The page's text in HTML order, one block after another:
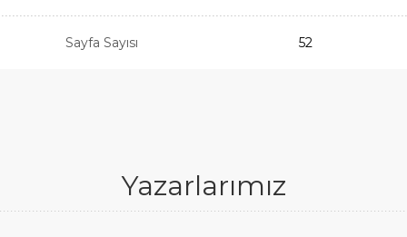
Sayfa Sayısı 52
Yazarlarımız